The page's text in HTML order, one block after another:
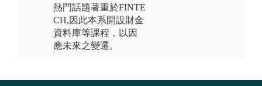
熱門話題著重於FINTE
CH,因此本系開設財金
資料庫等課程，以因
應未來之變遷。